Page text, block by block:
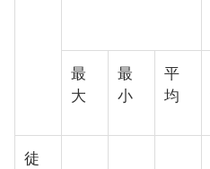
最
大
最
小
平
均
徒